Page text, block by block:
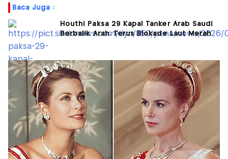
Baca Juga :
Houthi Paksa 29 Kapal Tanker Arab Saudi
Berbalik Arah, Terus Blokade Laut Merah